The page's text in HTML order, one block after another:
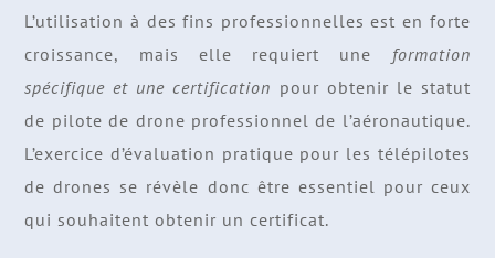
L’utilisation à des fins professionnelles est en forte
croissance, mais elle requiert une formation
spécifique et une certification pour obtenir le statut
de pilote de drone professionnel de l’aéronautique.
L’exercice d’évaluation pratique pour les télépilotes
de drones se révèle donc être essentiel pour ceux
qui souhaitent obtenir un certificat.